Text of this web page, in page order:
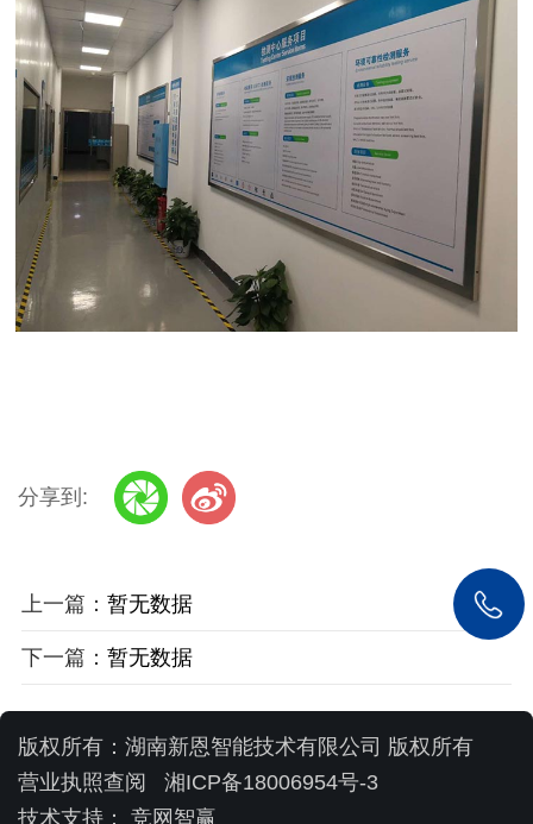
分享到:
上一篇： 暂无数据
下一篇： 暂无数据
版权所有：湖南新恩智能技术有限公司 版权所有
营业执照查阅
湘ICP备18006954号-3
技术支持： 竞网智赢